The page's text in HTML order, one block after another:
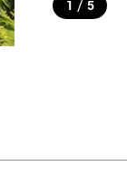
1 / 5